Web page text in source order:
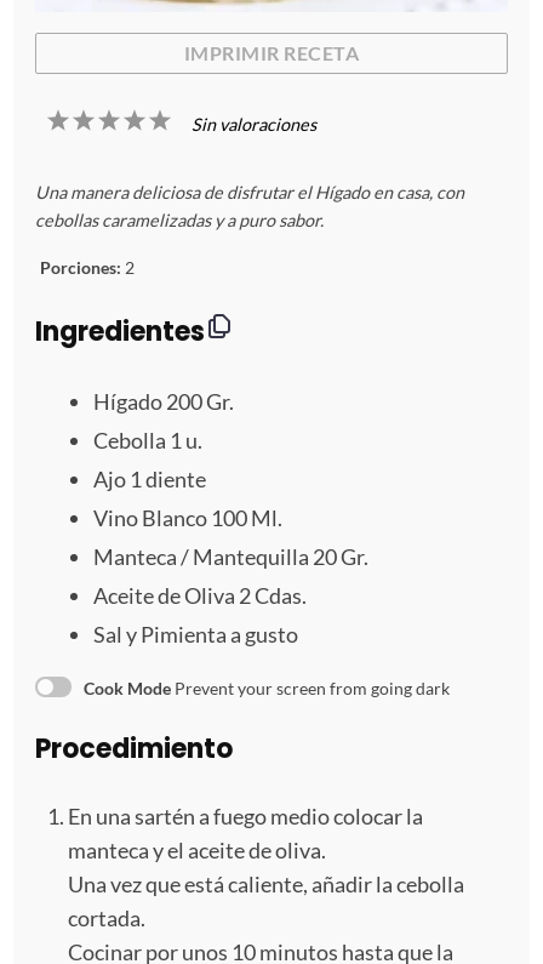
IMPRIMIR RECETA
5
s
r
e
l
l
a
s
4
s
r
e
l
l
a
s
3
s
t
r
l
l
a
s
2
s
t
r
e
l
l
a
s
1
s
t
r
l
l
a
Sin valoraciones
Una manera deliciosa de disfrutar el Hígado en casa, con
cebollas caramelizadas y a puro sabor.
Porciones: 2
Ingredientes
Hígado 200 Gr.
Cebolla 1 u.
Ajo 1diente
Vino Blanco 100Ml.
Manteca / Mantequilla 20 Gr.
Aceite de Oliva 2 Cdas.
Sal y Pimienta a gusto
Cook Mode Prevent your screen from going dark
Procedimiento
En una sartén a fuego medio colocar la
manteca y el aceite de oliva.
Una vez que está caliente, añadir la cebolla
cortada.
Cocinar por unos 10 minutos hasta que la